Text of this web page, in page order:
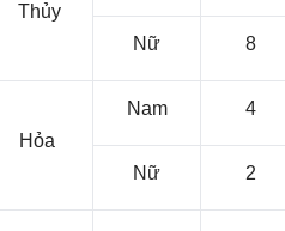
Thủy
Nữ 8
Hỏa
Nam 4
Nữ 2